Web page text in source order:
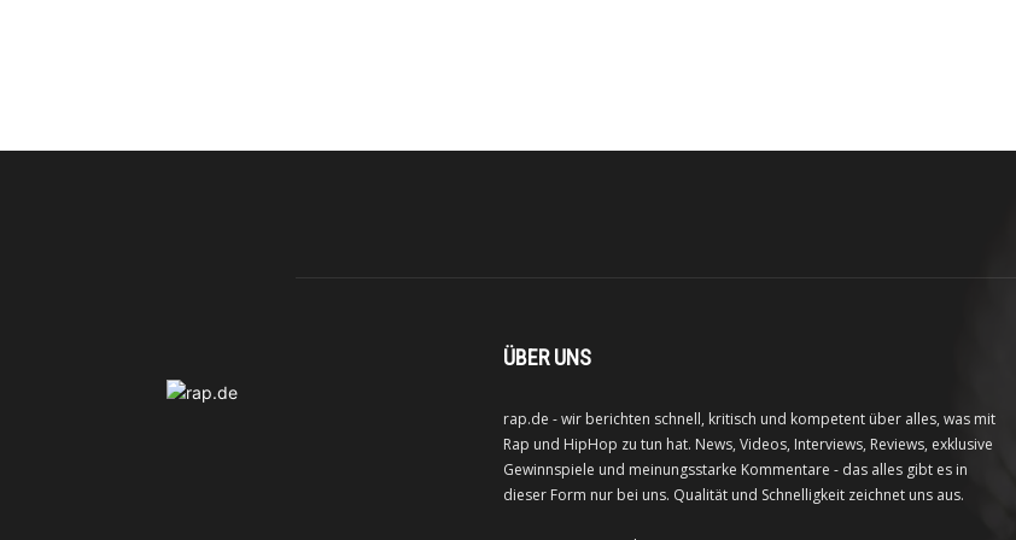
ÜBER UNS
rap.de - wir berichten schnell, kritisch und kompetent über alles, was mit
Rap und HipHop zu tun hat. News, Videos, Interviews, Reviews, exklusive
Gewinnspiele und meinungsstarke Kommentare - das alles gibt es in
dieser Form nur bei uns. Qualität und Schnelligkeit zeichnet uns aus.